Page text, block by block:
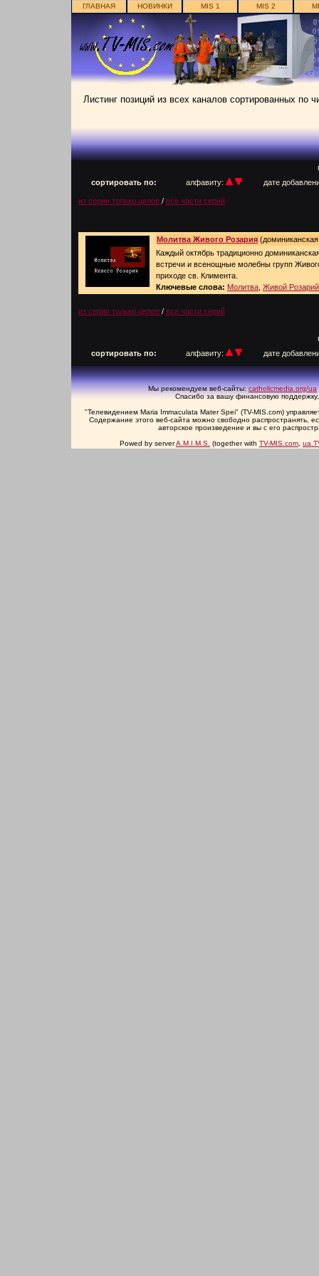
ГЛАВНАЯ НОВИНКИ MIS 1 MIS 2
Листинг позиций из всех каналов сортированных
сортировать по:
алфавиту: дате
из серии только целое / все части серий
Молитва Живого Розария
Каждый октябрь традиционно
встречи и всенощные молебны групп
приходе св. Климента.
Ключевые слова: Молитва Живой Розарий
из серии только целое / все части серий
сортировать по:
алфавиту: дате
Мы рекомендуем веб-сайты:catholicmedia.org/ua
Спасибо за вашу финансовую
"Телевидением Maria Immaculata Mater Spei" (TV-MIS.com)
Содержание этого веб-сайта можно свободно распространять,
авторское произведение и вы с его
Powed by serverA.M.I.M.S. (together with TV-MIS.com